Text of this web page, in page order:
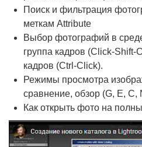
Поиск и фильтрация
меткам Attribute
Выбор фотографий в
группа кадров (Click-
кадров (Ctrl-Click).
Режимы просмотра
сравнение, обзор (G, E, C,
Как открыть фото на